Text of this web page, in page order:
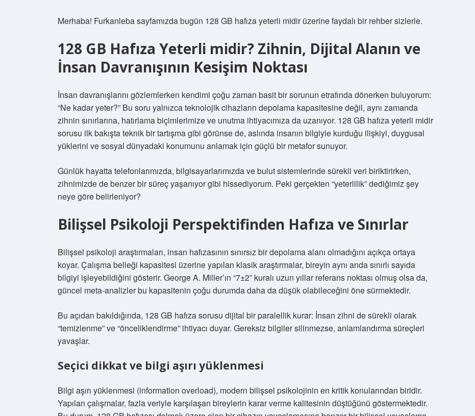
Merhaba! Furkanleba sayfamızda bugün 128 GB hafıza yeterli midir üzerine faydalı bir rehber sizlerle.
128 GB Hafıza Yeterli midir? Zihnin, Dijital Alanın ve
İnsan Davranışının Kesişim Noktası
İnsan davranışlarını gözlemlerken kendimi çoğu zaman basit bir sorunun etrafında dönerken buluyorum:
“Ne kadar yeter?” Bu soru yalnızca teknolojik cihazların depolama kapasitesine değil, aynı zamanda
zihnin sınırlarına, hatırlama biçimlerimize ve unutma ihtiyacımıza da uzanıyor. 128 GB hafıza yeterli midir
sorusu ilk bakışta teknik bir tartışma gibi görünse de, aslında insanın bilgiyle kurduğu ilişkiyi, duygusal
yüklerini ve sosyal dünyadaki konumunu anlamak için güçlü bir metafor sunuyor.
Günlük hayatta telefonlarımızda, bilgisayarlarımızda ve bulut sistemlerinde sürekli veri biriktirirken,
zihnimizde de benzer bir süreç yaşanıyor gibi hissediyorum. Peki gerçekten “yeterlilik” dediğimiz şey
neye göre belirleniyor?
Bilişsel Psikoloji Perspektifinden Hafıza ve Sınırlar
Bilişsel psikoloji araştırmaları, insan hafızasının sınırsız bir depolama alanı olmadığını açıkça ortaya
koyar. Çalışma belleği kapasitesi üzerine yapılan klasik araştırmalar, bireyin aynı anda sınırlı sayıda
bilgiyi işleyebildiğini gösterir. George A. Miller’ın “7±2” kuralı uzun yıllar referans noktası olmuş olsa da,
güncel meta-analizler bu kapasitenin çoğu durumda daha da düşük olabileceğini öne sürmektedir.
Bu açıdan bakıldığında, 128 GB hafıza sorusu dijital bir paralellik kurar: İnsan zihni de sürekli olarak
“temizlenme” ve “önceliklendirme” ihtiyacı duyar. Gereksiz bilgiler silinmezse, anlamlandırma süreçleri
yavaşlar.
Seçici dikkat ve bilgi aşırı yüklenmesi
Bilgi aşırı yüklenmesi (information overload), modern bilişsel psikolojinin en kritik konularından biridir.
Yapılan çalışmalar, fazla veriyle karşılaşan bireylerin karar verme kalitesinin düştüğünü göstermektedir.